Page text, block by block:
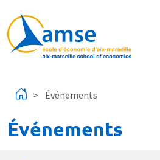
Événements
Événements